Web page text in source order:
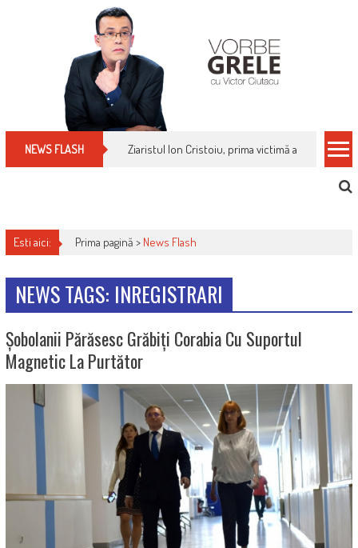
NEWS FLASH Ziaristul Ion Cristoiu, prima victimă a noi
Esti aici: Prima pagină > News Flash
NEWS TAGS: INREGISTRARI
Șobolanii Părăsesc Grăbiți Corabia Cu Suportul
Magnetic La Purtător